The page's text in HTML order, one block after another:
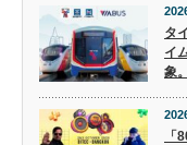
タ
イ
象。